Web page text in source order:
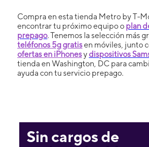
Compra en esta tienda Metro by T-
encontrar tu próximo equipo o plan
prepago. Tenemos la selección más
teléfonos 5g gratisen móviles, junto
ofertas en iPhonesydispositivos
tienda en Washington, DC para
ayuda con tu servicio prepago.
Sin cargos de